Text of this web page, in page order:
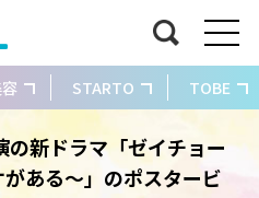
STARTO TOBE
新ドラマ「ゼイチョー
ある～」のポスタービ